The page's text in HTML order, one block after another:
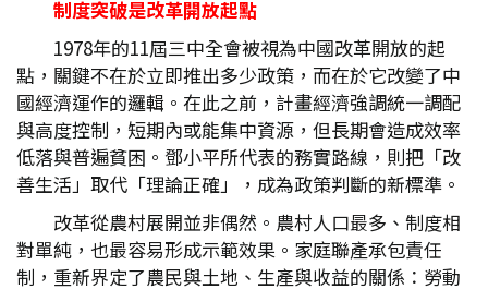
制度突破是改革開放起點
1978年的11屆三中全會被視為中國改革開放的起
點，關鍵不在於立即推出多少政策，而在於它改變了中
國經濟運作的邏輯。在此之前，計畫經濟強調統一調配
與高度控制，短期內或能集中資源，但長期會造成效率
低落與普遍貧困。鄧小平所代表的務實路線，則把「改
善生活」取代「理論正確」，成為政策判斷的新標準。
改革從農村展開並非偶然。農村人口最多、制度相
對單純，也最容易形成示範效果。家庭聯產承包責任
制，重新界定了農民與土地、生產與收益的關係：勞動